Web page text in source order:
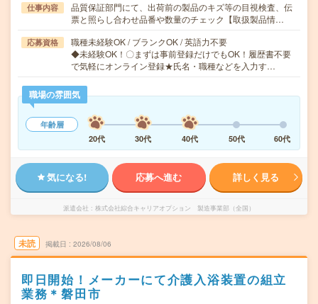
仕事内容
品質保証部門にて、出荷前の製品のキズ等の目視検査、伝
票と照らし合わせ品番や数量のチェック【取扱製品情…
応募資格
職種未経験OK / ブランクOK / 英語力不要
◆未経験OK！〇まずは事前登録だけでもOK！履歴書不要
で気軽にオンライン登録★氏名・職種などを入力す…
職場の雰囲気
年齢層
20代
30代 40代 50代 60代
気になる! 応募へ進む 詳しく見る
派遣会社 株式会社綜合キャリアオプション 製造事業部（全国）
未読 掲載日 2026/08/06
即日開始！メーカーにて介護入浴装置の組立
業務＊磐田市